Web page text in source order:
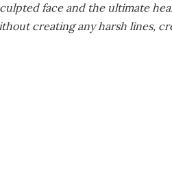
face and the ultimate
creating any harsh lines,